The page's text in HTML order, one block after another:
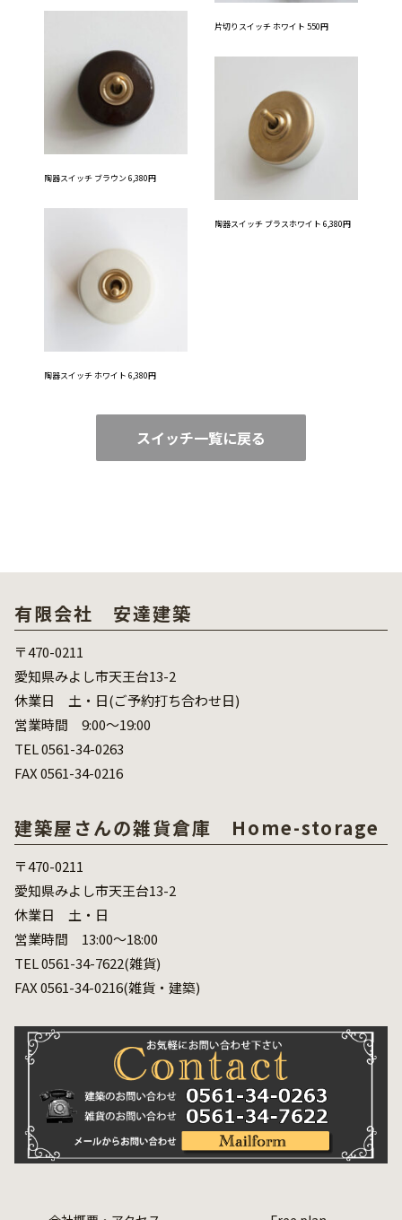
片切りスイッチ ホワイト 550円
陶器スイッチ ブラウン 6,380円
陶器スイッチ ブラスホワイト 6,380円
陶器スイッチ ホワイト 6,380円
スイッチ一覧に戻る
有限会社 安達建築
〒470-0211
愛知県みよし市天王台13-2
休業日 土・日(ご予約打ち合わせ日)
営業時間 9:00～19:00
TEL 0561-34-0263
FAX 0561-34-0216
建築屋さんの雑貨倉庫 Home-storage
〒470-0211
愛知県みよし市天王台13-2
休業日 土・日
営業時間 13:00～18:00
TEL 0561-34-7622(雑貨)
FAX 0561-34-0216(雑貨・建築)